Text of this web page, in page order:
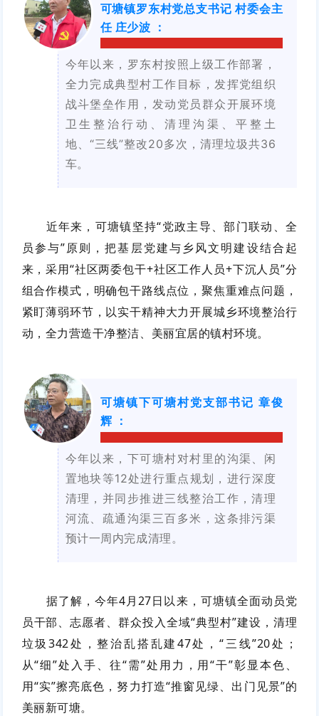
可塘镇罗东村党总支书记 村委会主
任 庄少波 ：
今年以来，罗东村按照上级工作部署，
全力完成典型村工作目标，发挥党组织
战斗堡垒作用，发动党员群众开展环境
卫生整治行动、清理沟渠、平整土
地、“三线”整改20多次，清理垃圾共36
车。
近年来，可塘镇坚持“党政主导、部门联动、全
员参与”原则，把基层党建与乡风文明建设结合起
来，采用“社区两委包干+社区工作人员+下沉人员”分
组合作模式，明确包干路线点位，聚焦重难点问题，
紧盯薄弱环节，以实干精神大力开展城乡环境整治行
动，全力营造干净整洁、美丽宜居的镇村环境。
可塘镇下可塘村党支部书记 章俊
辉 ：
今年以来，下可塘村对村里的沟渠、闲
置地块等12处进行重点规划，进行深度
清理，并同步推进三线整治工作，清理
河流、疏通沟渠三百多米，这条排污渠
预计一周内完成清理。
据了解，今年4月27日以来，可塘镇全面动员党
员干部、志愿者、群众投入全域“典型村”建设，清理
垃圾342处，整治乱搭乱建47处，“三线”20处；
从“细”处入手、往“需”处用力，用“干”彰显本色、
用“实”擦亮底色，努力打造“推窗见绿、出门见景”的
美丽新可塘。